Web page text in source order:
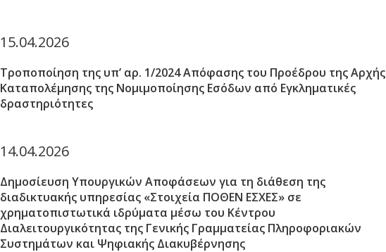
15.04.2026
Τροποποίηση της υπ’ αρ. 1/2024 Απόφασης του Προέδρου της Αρχής
Καταπολέμησης της Νομιμοποίησης Εσόδων από Εγκληματικές
δραστηριότητες
14.04.2026
Δημοσίευση Υπουργικών Αποφάσεων για τη διάθεση της
διαδικτυακής υπηρεσίας «Στοιχεία ΠΟΘΕΝ ΕΣΧΕΣ» σε
χρηματοπιστωτικά ιδρύματα μέσω του Κέντρου
Διαλειτουργικότητας της Γενικής Γραμματείας Πληροφοριακών
Συστημάτων και Ψηφιακής Διακυβέρνησης